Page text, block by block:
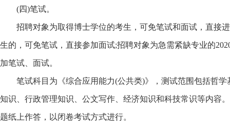
(四)笔试。
招聘对象为取得博士学位的考生，可免笔试和面试，直接进
生的，可免笔试，直接参加面试;招聘对象为急需紧缺专业的
加笔试、面试。
笔试科目为《综合应用能力(公共类)》，测试范围包括哲学
知识、行政管理知识、公文写作、经济知识和科技常识等内容
题纸上作答，以闭卷考试方式进行。